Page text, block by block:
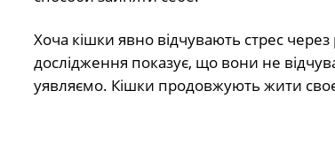
Хоча кішки явно відчувають стрес
дослідження показує, що вони не
уявляємо. Кішки продовжують жити